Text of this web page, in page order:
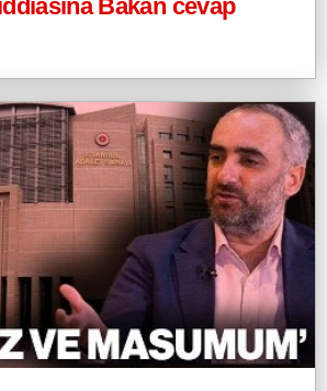
Bakan cevap